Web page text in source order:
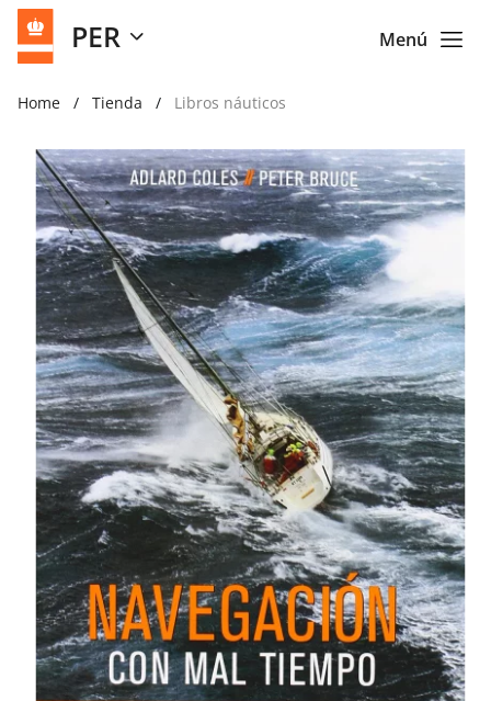
PER Menú
Home Tienda Libros náuticos